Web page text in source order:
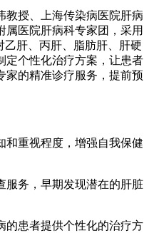
授、上海传染病医院肝病
属医院肝病科专家团，采用
肝、丙肝、脂肪肝、肝硬
定个性化治疗方案，让患者
家的精准诊疗服务，提前预
重视程度，增强自我保健
务，早期发现潜在的肝脏
患者提供个性化的治疗方